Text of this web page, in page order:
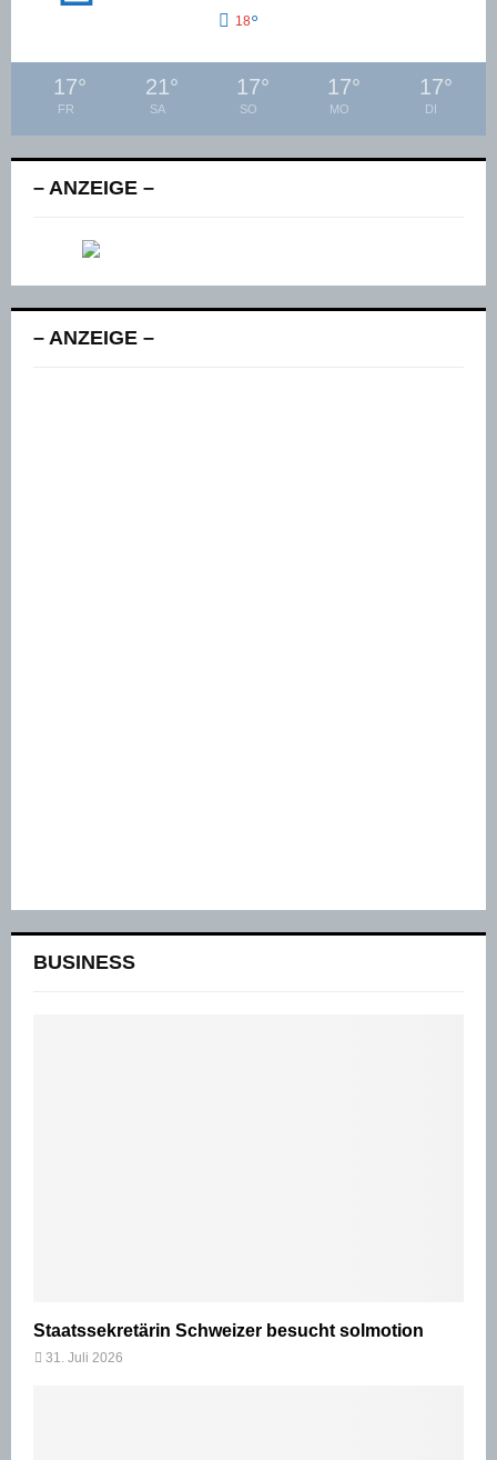
18°
17°
FR
21°
SA
17°
SO
17°
MO
17°
DI
– ANZEIGE –
– ANZEIGE –
BUSINESS
Staatssekretärin Schweizer besucht solmotion
31. Juli 2026